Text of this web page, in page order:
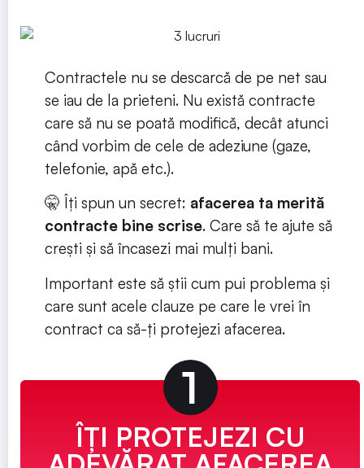
Contractele nu se descarcă de pe net sau
se iau de la prieteni. Nu există contracte
care să nu se poată modifică, decât atunci
când vorbim de cele de adeziune (gaze,
telefonie, apă etc.).
🤫 Îți spun un secret: afacerea ta merită
contracte bine scrise. Care să te ajute să
crești și să încasezi mai mulți bani.
Important este să știi cum pui problema și
care sunt acele clauze pe care le vrei în
contract ca să-ți protejezi afacerea.
1
ÎȚI PROTEJEZI CU